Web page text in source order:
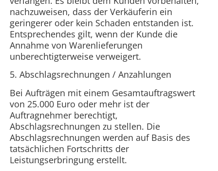
nachzuweisen, dass der Verkäuferin ein
geringerer oder kein Schaden entstanden ist.
Entsprechendes gilt, wenn der Kunde die
Annahme von Warenlieferungen
unberechtigterweise verweigert.
5. Abschlagsrechnungen / Anzahlungen
Bei Aufträgen mit einem Gesamtauftragswert
von 25.000 Euro oder mehr ist der
Auftragnehmer berechtigt,
Abschlagsrechnungen zu stellen. Die
Abschlagsrechnungen werden auf Basis des
tatsächlichen Fortschritts der
Leistungserbringung erstellt.